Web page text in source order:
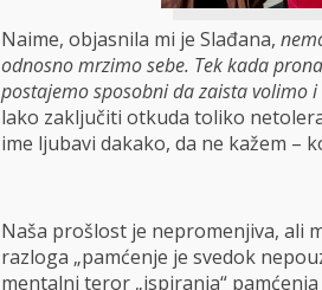
Naime, objasnila mi je Slađana,
odnosno mrzimo sebe. Tek kada
postajemo sposobni da zaista volimo i
lako zaključiti otkuda toliko
ime ljubavi dakako, da ne kažem –
Naša prošlost je nepromenjiva, ali
razloga „pamćenje je svedok
mentalni teror „ispiranja“